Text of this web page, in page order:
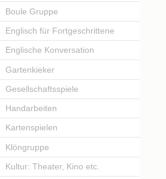
Boule Gruppe
Englisch für Fortgeschrittene
Englische Konversation
Gartenkieker
Gesellschaftsspiele
Handarbeiten
Kartenspielen
Klöngruppe
Kultur: Theater, Kino etc.